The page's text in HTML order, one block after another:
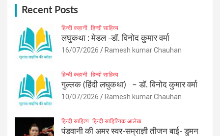
Recent Posts
हिन्दी कहानी हिन्दी साहित्य
लघुकथा : मेडल -डॉ. विनोद कुमार वर्मा
16/07/2026 Ramesh kumar Chauhan
हिन्दी कहानी हिन्दी साहित्य
गुल्लक (हिंदी लघुकथा) – डॉ. विनोद कुमार वर्मा
10/07/2026 Ramesh kumar Chauhan
हिन्दी साहित्य हिन्दी साहित्यिक आलेख
पंडवानी की अमर स्वर-सम्राज्ञी तीजन बाई- डुमन